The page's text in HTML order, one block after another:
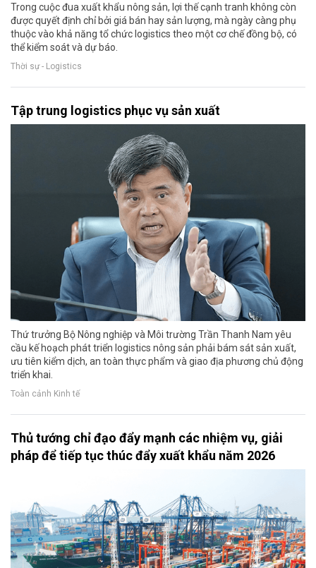
Trong cuộc đua xuất khẩu nông sản, lợi thế cạnh tranh không còn
được quyết định chỉ bởi giá bán hay sản lượng, mà ngày càng phụ
thuộc vào khả năng tổ chức logistics theo một cơ chế đồng bộ, có
thể kiểm soát và dự báo.
Thời sự - Logistics
Tập trung logistics phục vụ sản xuất
Thứ trưởng Bộ Nông nghiệp và Môi trường Trần Thanh Nam yêu
cầu kế hoạch phát triển logistics nông sản phải bám sát sản xuất,
ưu tiên kiểm dịch, an toàn thực phẩm và giao địa phương chủ động
triển khai.
Toàn cảnh Kinh tế
Thủ tướng chỉ đạo đẩy mạnh các nhiệm vụ, giải
pháp để tiếp tục thúc đẩy xuất khẩu năm 2026